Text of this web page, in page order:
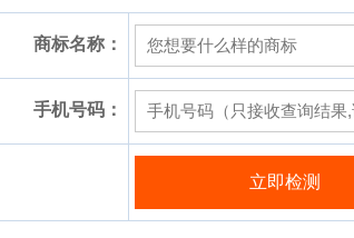
商标名称：
手机号码：